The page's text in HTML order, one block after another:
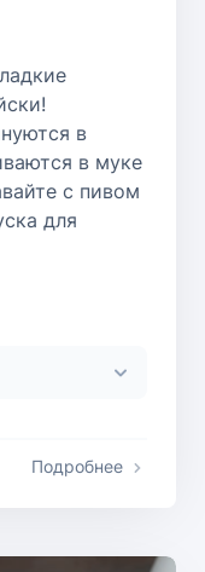
в
в муке
с пивом
для
Подробнее